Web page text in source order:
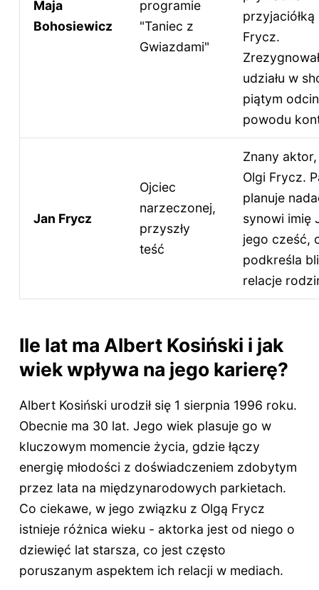
Maja
Bohosiewicz
programie
"Taniec z
Gwiazdami"
przyjaciółką
Frycz.
udziału w
piątym
powodu
Jan Frycz
Ojciec
narzeczonej,
przyszły
teść
Znany
Olgi Frycz.
planuje
synowi imię
jego cześć,
podkreśla
relacje
Ile lat ma Albert Kosiński i jak
wiek wpływa na jego karierę?
Albert Kosiński urodził się 1 sierpnia 1996 roku.
Obecnie ma 30 lat. Jego wiek plasuje go w
kluczowym momencie życia, gdzie łączy
energię młodości z doświadczeniem zdobytym
przez lata na międzynarodowych parkietach.
Co ciekawe, w jego związku z Olgą Frycz
istnieje różnica wieku - aktorka jest od niego o
dziewięć lat starsza, co jest często
poruszanym aspektem ich relacji w mediach.